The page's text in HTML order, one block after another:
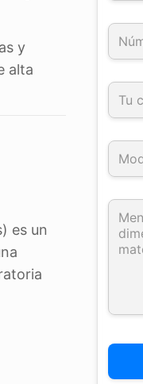
y
alta
es un